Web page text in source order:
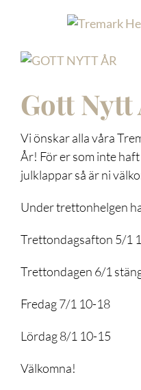
VISA
BILD
Gott Nytt
Vi önskar alla våra
År! För er som inte
julklappar så är ni
Under trettonhelgen
Trettondagsafton 5/1
Trettondagen 6/1
Fredag 7/1 10-18
Lördag 8/1 10-15
Välkomna!